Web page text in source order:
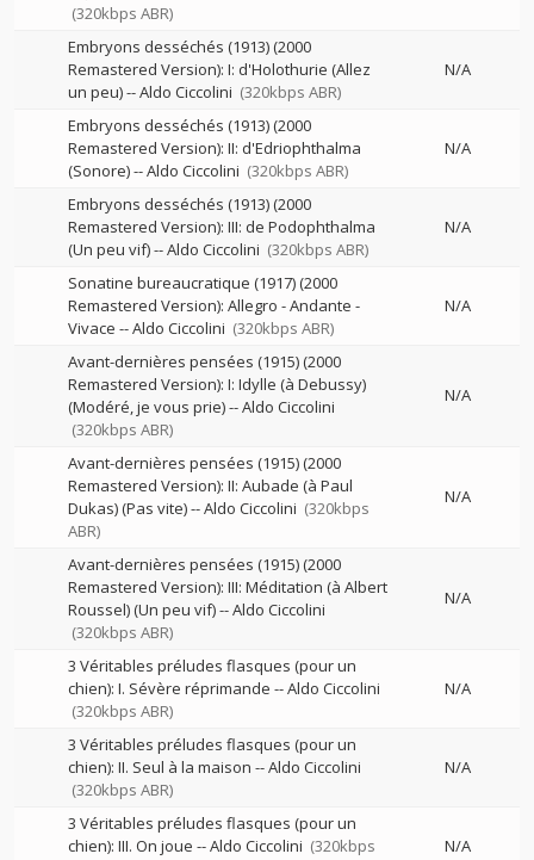
(320kbps ABR)
Embryons desséchés (1913) (2000
Remastered Version): I: d'Holothurie (Allez
un peu)--Aldo Ciccolini (320kbps ABR)
N/A
Embryons desséchés (1913) (2000
Remastered Version): II: d'Edriophthalma
(Sonore)--Aldo Ciccolini (320kbps ABR)
N/A
Embryons desséchés (1913) (2000
Remastered Version): III: de Podophthalma
(Un peu vif)--Aldo Ciccolini (320kbps ABR)
N/A
Sonatine bureaucratique (1917) (2000
Remastered Version): Allegro - Andante -
Vivace --Aldo Ciccolini (320kbps ABR)
N/A
Avant-dernières pensées (1915) (2000
Remastered Version): I: Idylle (à Debussy)
(Modéré, je vous prie)--Aldo Ciccolini
(320kbps ABR)
N/A
Avant-dernières pensées (1915) (2000
Remastered Version): II: Aubade (à Paul
Dukas) (Pas vite)--Aldo Ciccolini (320kbps
ABR)
N/A
Avant-dernières pensées (1915) (2000
Remastered Version): III: Méditation (à Albert
Roussel) (Un peu vif)--Aldo Ciccolini
(320kbps ABR)
N/A
3 Véritables préludes flasques (pour un
chien): I. Sévère réprimande --Aldo Ciccolini
(320kbps ABR)
N/A
3 Véritables préludes flasques (pour un
chien): II. Seul à la maison --Aldo Ciccolini
(320kbps ABR)
N/A
3 Véritables préludes flasques (pour un
chien): III. On joue --Aldo Ciccolini (320kbps
N/A